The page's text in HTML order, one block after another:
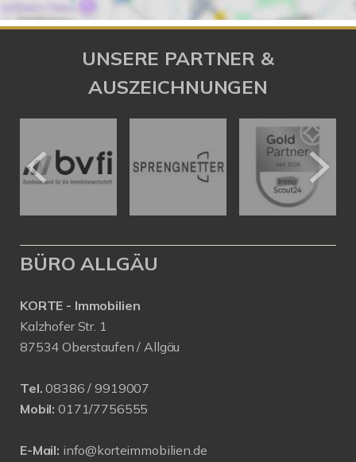
UNSERE PARTNER &
AUSZEICHNUNGEN
BÜRO ALLGÄU
KORTE - Immobilien
Kalzhofer Str. 1
87534 Oberstaufen / Allgäu
Tel. 08386 / 9919007
Mobil: 0171/7756555
E-Mail: info@korteimmobilien.de